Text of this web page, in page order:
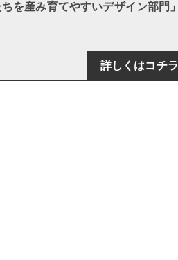
を産み育てやすいデザイン部門」
詳しくはコチラ